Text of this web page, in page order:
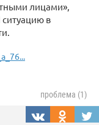
лицами»,
в
проблема (1)